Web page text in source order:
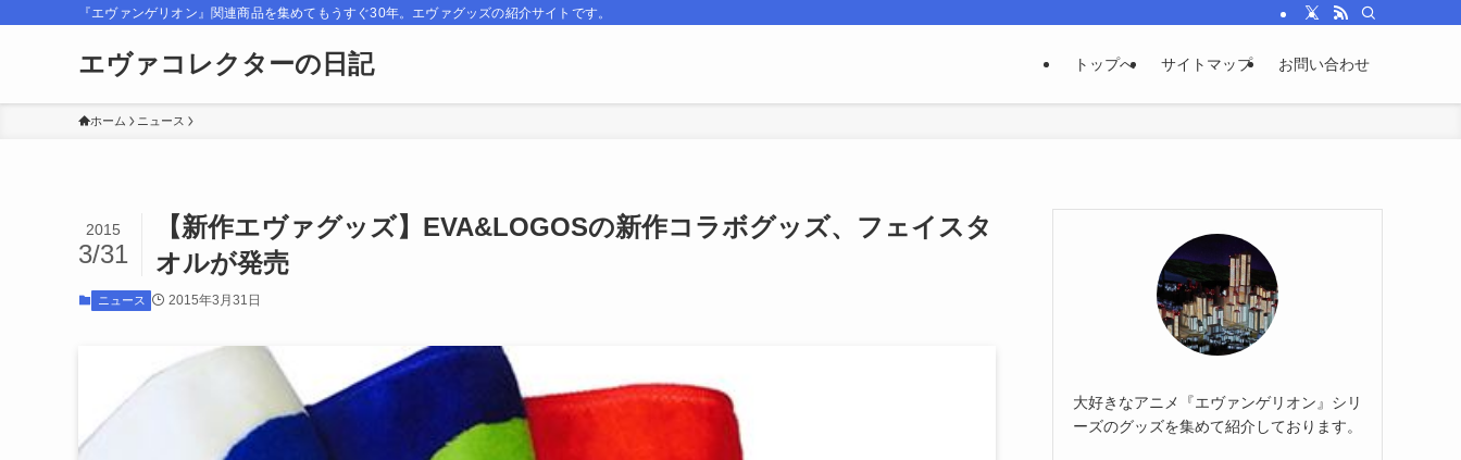
『エヴァンゲリオン』関連商品を集めてもうすぐ30年。エヴァグッズの紹介サイトです。
エヴァコレクターの日記 トップへ サイトマップ お問い合わせ
ホーム ニュース
【新作エヴァグッズ】EVA&LOGOSの新作コラボグッズ、フェイスタ
オルが発売
2015
3/31
ニュース 2015年3月31日
大好きなアニメ『エヴァンゲリオン』シリ
ーズのグッズを集めて紹介しております。